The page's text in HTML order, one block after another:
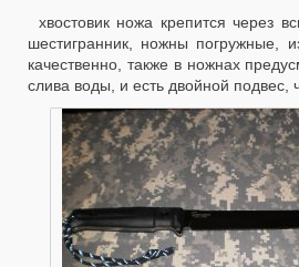
хвостовик ножа крепится через
шестигранник, ножны погружные,
качественно, также в ножнах
слива воды, и есть двойной подвес,